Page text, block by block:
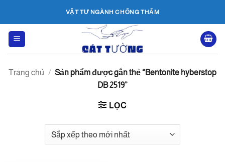
nội
dung
VẬT TƯ NGÀNH CHỐNG THẤM
Trang chủ / Sản phẩm được gắn thẻ “Bentonite hyberstop
DB 2519”
LỌC